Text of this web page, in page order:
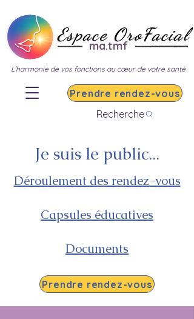
Recherche
Prendre rendez-vous
ma.tmf
Espace OroFacial
L’harmonie de vos fonctions au cœur de votre santé
Je suis le public...
Déroulement des rendez-vous
Capsules éducatives
Documents
Prendre rendez-vous